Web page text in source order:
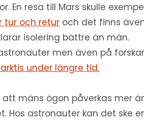
En resa till Mars skulle
tur och retur och det finns
isolering bättre än män.
men även på
under längre tid.
mäns ögon påverkas mer
Hos astronauter kan det ske